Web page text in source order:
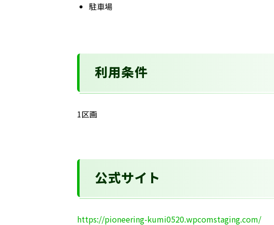
駐車場
利用条件
1区画
公式サイト
https://pioneering-kumi0520.wpcomstaging.com/